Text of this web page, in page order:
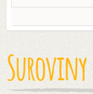
Suroviny